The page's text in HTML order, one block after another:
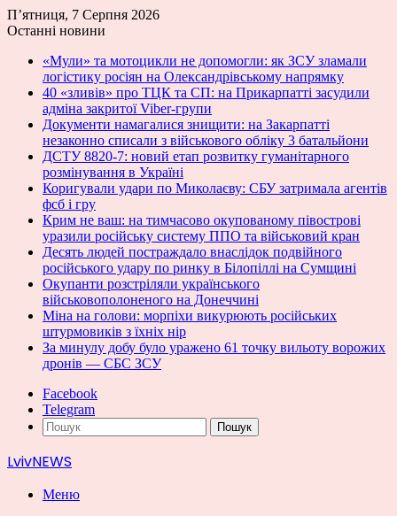
П’ятниця, 7 Серпня 2026
Останні новини
«Мули» та мотоцикли не допомогли: як ЗСУ зламали
логістику росіян на Олександрівському напрямку
40 «зливів» про ТЦК та СП: на Прикарпатті засудили
адміна закритої Viber-групи
Документи намагалися знищити: на Закарпатті
незаконно списали з військового обліку 3 батальйони
ДСТУ 8820-7: новий етап розвитку гуманітарного
розмінування в Україні
Коригували удари по Миколаєву: СБУ затримала агентів
фсб і гру
Крим не ваш: на тимчасово окупованому півострові
уразили російську систему ППО та військовий кран
Десять людей постраждало внаслідок подвійного
російського удару по ринку в Білопіллі на Сумщині
Окупанти розстріляли українського
військовополоненого на Донеччині
Міна на голови: морпіхи викурюють російських
штурмовиків з їхніх нір
За минулу добу було уражено 61 точку вильоту ворожих
дронів — СБС ЗСУ
Facebook
Telegram
Пошук
LvivNEWS
Меню